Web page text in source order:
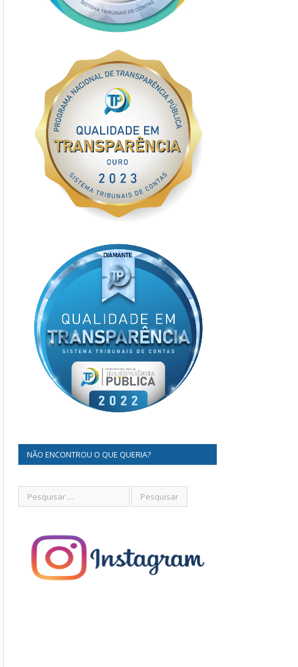
NÃO ENCONTROU O QUE QUERIA?